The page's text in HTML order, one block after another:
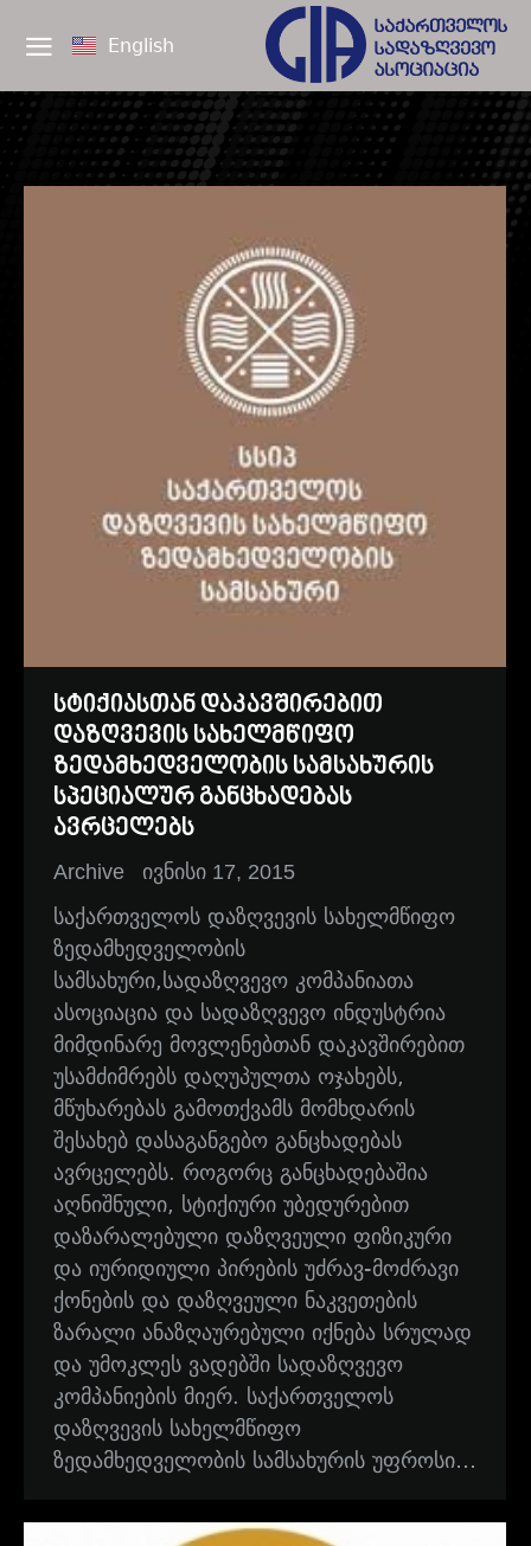
English
სტიქიასთან დაკავშირებით
დაზღვევის სახელმწიფო
ზედამხედველობის სამსახურის
სპეციალურ განცხადებას
ავრცელებს
Archive ივნისი 17, 2015
საქართველოს დაზღვევის სახელმწიფო
ზედამხედველობის
სამსახური,სადაზღვევო კომპანიათა
ასოციაცია და სადაზღვევო ინდუსტრია
მიმდინარე მოვლენებთან დაკავშირებით
უსამძიმრებს დაღუპულთა ოჯახებს,
მწუხარებას გამოთქვამს მომხდარის
შესახებ დასაგანგებო განცხადებას
ავრცელებს. როგორც განცხადებაშია
აღნიშნული, სტიქიური უბედურებით
დაზარალებული დაზღვეული ფიზიკური
და იურიდიული პირების უძრავ-მოძრავი
ქონების და დაზღვეული ნაკვეთების
ზარალი ანაზღაურებული იქნება სრულად
და უმოკლეს ვადებში სადაზღვევო
კომპანიების მიერ. საქართველოს
დაზღვევის სახელმწიფო
ზედამხედველობის სამსახურის უფროსი…